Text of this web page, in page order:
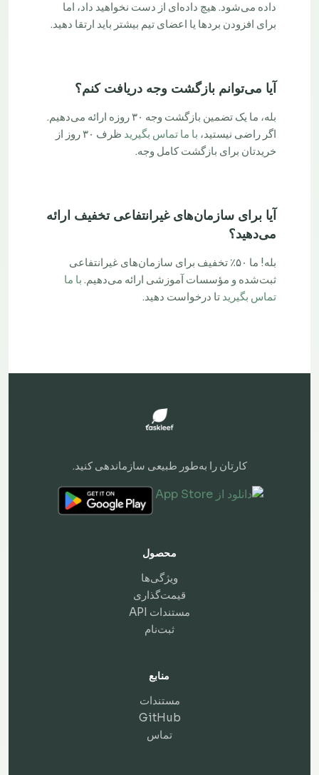
داده می‌شود. هیچ داده‌ای از دست نخواهید داد، اما
برای افزودن بردها یا اعضای تیم بیشتر باید ارتقا دهید.
آیا می‌توانم بازگشت وجه دریافت کنم؟
بله، ما یک تضمین بازگشت وجه ۳۰ روزه ارائه می‌دهیم.
اگر راضی نیستید، با ما تماس بگیرید
ظرف ۳۰ روز از
خریدتان برای بازگشت کامل وجه.
آیا برای سازمان‌های غیرانتفاعی تخفیف ارائه
می‌دهید؟
بله! ما ۵۰٪ تخفیف برای سازمان‌های غیرانتفاعی
ثبت‌شده و مؤسسات آموزشی ارائه می‌دهیم. با ما
تماس بگیرید تا درخواست دهید.
کارتان را به‌طور طبیعی سازماندهی کنید.
محصول
ویژگی‌ها
قیمت‌گذاری
مستندات API
ثبت‌نام
منابع
مستندات
GitHub
تماس